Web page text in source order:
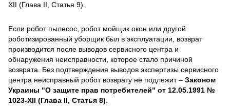
XII (Глава II, Статья 9).
Если робот пылесос, робот мойщик окон или другой
роботизированный уборщик был в эксплуатации, возврат
производится после выводов сервисного центра и
обнаружения неисправности, которое стало причиной
возврата. Без подтверждения выводов экспертизы сервисного
центра неисправный робот возврату не подлежит – Законом
Украины "О защите прав потребителей" от 12.05.1991 №
1023-XII (Глава II, Статья 8).